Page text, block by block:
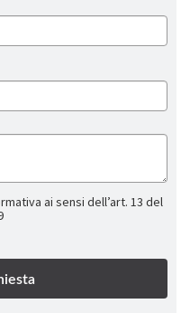
ai sensi dell’art. 13 del